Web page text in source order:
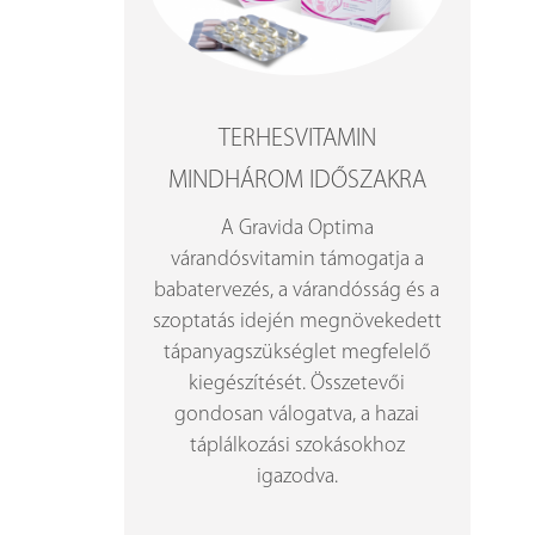
TERHESVITAMIN
MINDHÁROM IDŐSZAKRA
A Gravida Optima
várandósvitamin támogatja a
babatervezés, a várandósság és a
szoptatás idején megnövekedett
tápanyagszükséglet megfelelő
kiegészítését. Összetevői
gondosan válogatva, a hazai
táplálkozási szokásokhoz
igazodva.